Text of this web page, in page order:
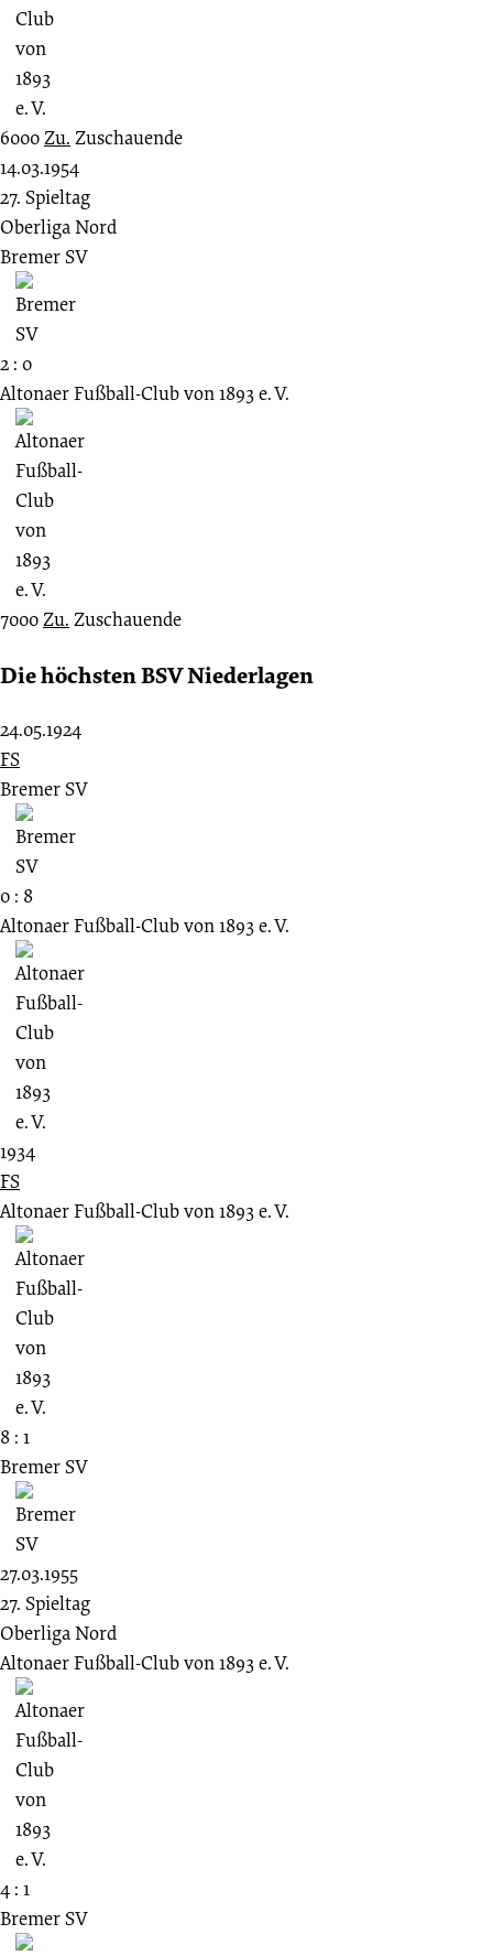
6000Zu. Zuschauende
14.03.1954
27. Spieltag
Oberliga Nord
Bremer SV
2 : 0
Altonaer Fußball-Club von 1893 e. V.
7000Zu. Zuschauende
Die höchsten BSV Niederlagen
24.05.1924
FS
Bremer SV
0 : 8
Altonaer Fußball-Club von 1893 e. V.
1934
FS
Altonaer Fußball-Club von 1893 e. V.
8 : 1
Bremer SV
27.03.1955
27. Spieltag
Oberliga Nord
Altonaer Fußball-Club von 1893 e. V.
4 : 1
Bremer SV